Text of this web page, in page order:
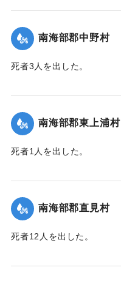
｜固有コード: 00481066
南海部郡中野村
死者3人を出した。
｜固有コード: 00481058
南海部郡東上浦村
死者1人を出した。
｜固有コード: 00481059
南海部郡直見村
死者12人を出した。